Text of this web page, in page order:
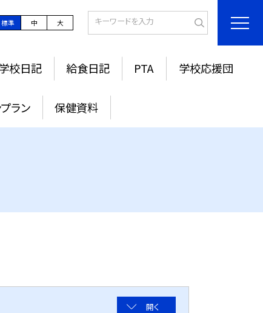
標準 中 大
校日記 給食日記 PTA 学校応援団
ラン 保健資料
開く